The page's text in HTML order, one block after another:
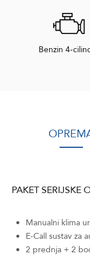
Benzin 4-
PAKET SERIJSKE
Manualni klima
E-Call sustav za
2 prednja + 2